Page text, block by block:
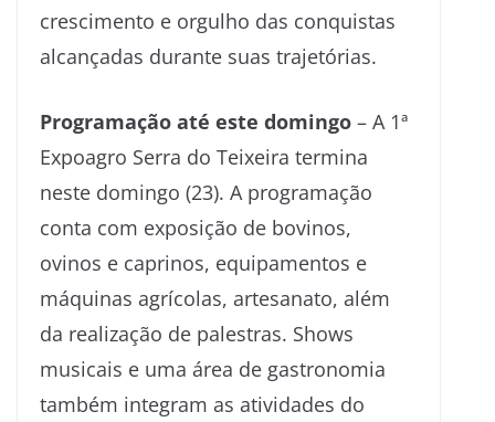
crescimento e orgulho das conquistas
alcançadas durante suas trajetórias.
Programação até este domingo – A 1ª
Expoagro Serra do Teixeira termina
neste domingo (23). A programação
conta com exposição de bovinos,
ovinos e caprinos, equipamentos e
máquinas agrícolas, artesanato, além
da realização de palestras. Shows
musicais e uma área de gastronomia
também integram as atividades do